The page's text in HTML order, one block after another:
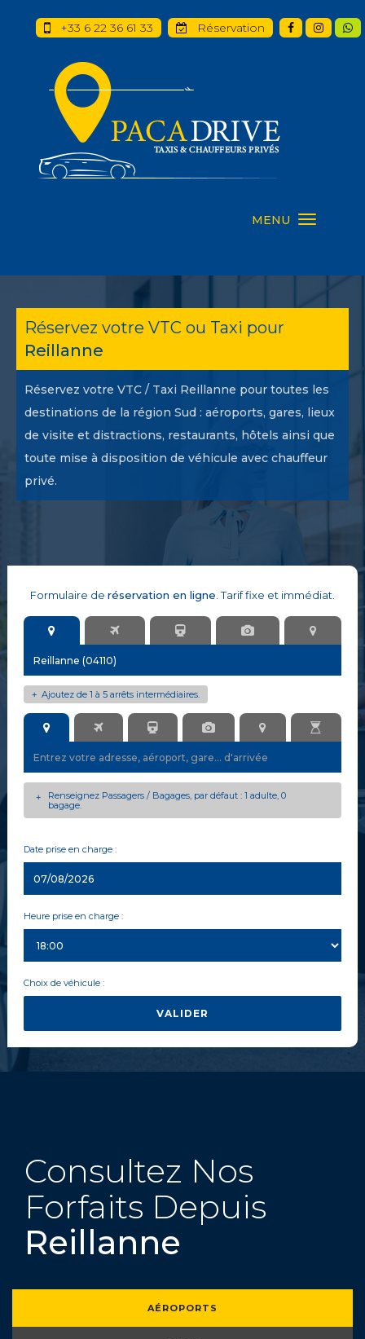
MENU
+33 6 22 36 61 33 Réservation
Réservez votre VTC ou Taxi pour
Reillanne
Réservez votre VTC / Taxi Reillanne pour toutes les
destinations de la région Sud : aéroports, gares, lieux
de visite et distractions, restaurants, hôtels ainsi que
toute mise à disposition de véhicule avec chauffeur
privé.
Formulaire de réservation en ligne . Tarif fixe et immédiat.
Ajoutez de 1 à 5 arrêts intermédiaires.
+
Renseignez Passagers / Bagages, par défaut : 1 adulte, 0
bagage.
+
Date prise en charge :
Heure prise en charge :
Choix de véhicule :
VALIDER
Consultez Nos
Forfaits Depuis
Reillanne
AÉROPORTS